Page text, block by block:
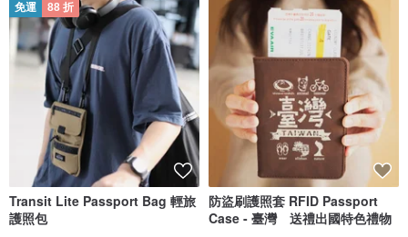
免運 88 折
Transit Lite Passport Bag 輕旅
護照包
防盜刷護照套 RFID Passport
Case - 臺灣 送禮出國特色禮物